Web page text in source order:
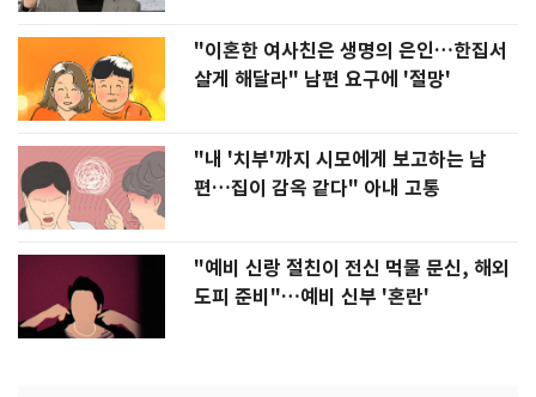
"이혼한 여사친은 생명의 은인…한집서
살게 해달라" 남편 요구에 '절망'
"내 '치부'까지 시모에게 보고하는 남
편…집이 감옥 같다" 아내 고통
"예비 신랑 절친이 전신 먹물 문신, 해외
도피 준비"…예비 신부 '혼란'